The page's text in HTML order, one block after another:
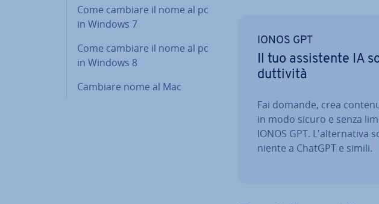
Come cambiare il nome al pc
in Windows 7
Come cambiare il nome al pc
in Windows 8
Cambiare nome al Mac
IONOS GPT
Il tuo as­si­sten­te IA
dut­ti­vi­tà
Fai domande, crea
in modo sicuro e senza
IONOS GPT. L'al­ter­na­ti­va
nien­te a ChatGPT e simili.